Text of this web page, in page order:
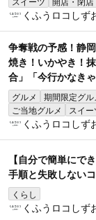
くふうロコしず
争奪戦の予感！静
焼き！いかやき！
合」「今行かなき
グルメ 期間限定グル
ご当地グルメ
スイー
くふうロコしず
【自分で簡単にで
手順と失敗しない
くらし
くふうロコしず